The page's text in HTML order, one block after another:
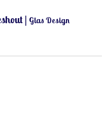
| Glas Design